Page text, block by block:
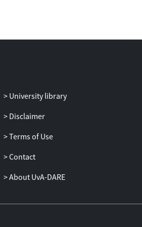
University library
Disclaimer
Terms of Use
Contact
About UvA-DARE